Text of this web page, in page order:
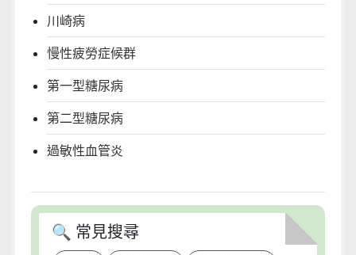
川崎病
慢性疲勞症候群
第一型糖尿病
第二型糖尿病
過敏性血管炎
🔍 常見搜尋